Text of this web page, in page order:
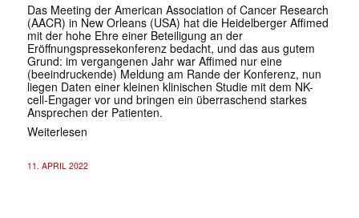
Das Meeting der American Association of Cancer Research
(AACR) in New Orleans (USA) hat die Heidelberger Affimed
mit der hohe Ehre einer Beteiligung an der
Eröffnungspressekonferenz bedacht, und das aus gutem
Grund: im vergangenen Jahr war Affimed nur eine
(beeindruckende) Meldung am Rande der Konferenz, nun
liegen Daten einer kleinen klinischen Studie mit dem NK-
cell-Engager vor und bringen ein überraschend starkes
Ansprechen der Patienten.
Weiterlesen
11. APRIL 2022